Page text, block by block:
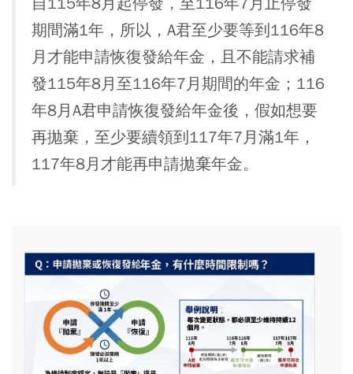
期間滿1年，所以，A君至少要等到116年8
月才能申請恢復發給年金，且不能請求補
發115年8月至116年7月期間的年金；116
年8月A君申請恢復發給年金後，假如想要
再拋棄，至少要續領到117年7月滿1年，
117年8月才能再申請拋棄年金。